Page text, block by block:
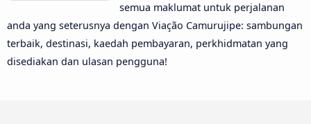
semua maklumat untuk perjalanan
anda yang seterusnya dengan Viação Camurujipe: sambungan
terbaik, destinasi, kaedah pembayaran, perkhidmatan yang
disediakan dan ulasan pengguna!